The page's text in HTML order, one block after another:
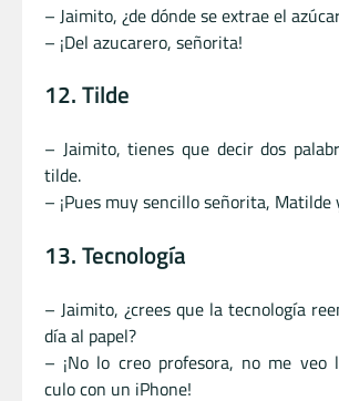
– Jaimito, ¿de dónde se extrae el
– ¡Del azucarero, señorita!
12. Tilde
– Jaimito, tienes que decir dos
tilde.
– ¡Pues muy sencillo señorita, Matilde
13. Tecnología
– Jaimito, ¿crees que la tecnología
día al papel?
– ¡No lo creo profesora, no me veo
culo con un iPhone!